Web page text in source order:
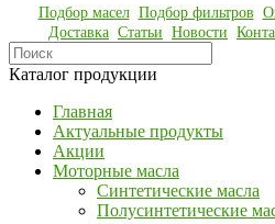
Подбор масел Подбор фильтров
Доставка Статьи Новости
Каталог продукции
Главная
Актуальные продукты
Акции
Моторные масла
Синтетические масла
Полусинтетические